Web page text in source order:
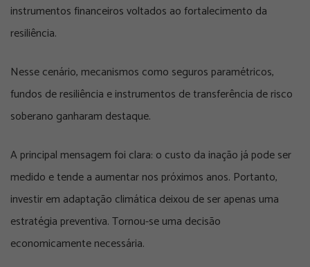
instrumentos financeiros voltados ao fortalecimento da
resiliência.
Nesse cenário, mecanismos como seguros paramétricos,
fundos de resiliência e instrumentos de transferência de risco
soberano ganharam destaque.
A principal mensagem foi clara: o custo da inação já pode ser
medido e tende a aumentar nos próximos anos. Portanto,
investir em adaptação climática deixou de ser apenas uma
estratégia preventiva. Tornou-se uma decisão
economicamente necessária.